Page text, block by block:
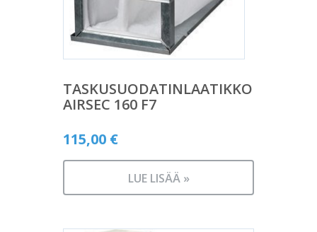
TASKUSUODATINLAATIKKO
AIRSEC 160 F7
115,00 €
LUE LISÄÄ »